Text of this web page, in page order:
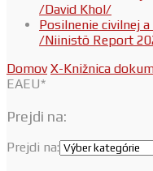
/David Khol/
Posilnenie civilnej
/Niinistö Report
Domov X-Knižnica
EAEU*
Prejdi na:
Prejdi na: